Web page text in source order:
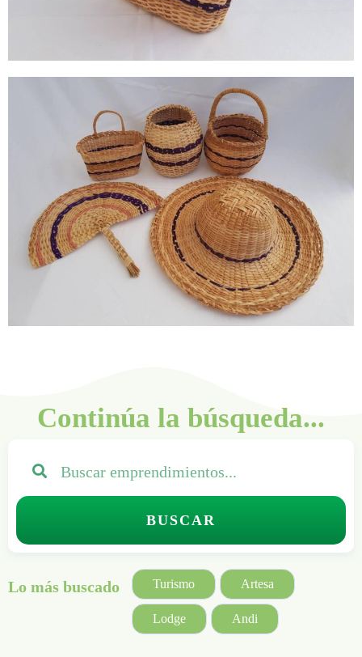
Continúa la búsqueda...
BUSCAR
Lo más buscado Turismo Artesa
Lodge Andi